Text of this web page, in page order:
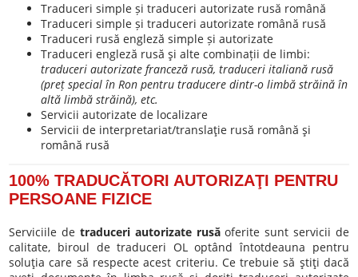
Traduceri simple și traduceri autorizate rusă română
Traduceri simple și traduceri autorizate română rusă
Traduceri rusă engleză simple și autorizate
Traduceri engleză rusă şi alte combinații de limbi:
traduceri autorizate franceză rusă, traduceri italiană rusă
(preț special în Ron pentru traducere dintr-o limbă străină în
altă limbă străină), etc.
Servicii autorizate de localizare
Servicii de interpretariat/translaţie rusă română şi
română rusă
100% TRADUCĂTORI AUTORIZAŢI PENTRU
PERSOANE FIZICE
Serviciile de traduceri autorizate rusăoferite sunt servicii de
calitate, biroul de traduceri OL optând întotdeauna pentru
soluţia care să respecte acest criteriu. Ce trebuie să ştiţi dacă